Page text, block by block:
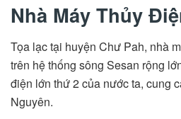
Nhà Máy Thủy
Tọa lạc tại huyện Chư Pah, nhà
trên hệ thống sông Sesan rộng
điện lớn thứ 2 của nước ta, cung
Nguyên.